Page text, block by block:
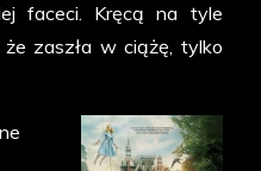
faceci. Kręcą na tyle
zaszła w ciążę, tylko